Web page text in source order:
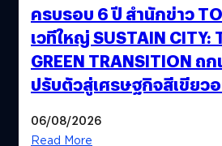
ครบรอบ 6 ปี สำนักข่าว
เวทีใหญ่ SUSTAIN CITY:
GREEN TRANSITION ถ
ปรับตัวสู่เศรษฐกิจสีเขียว
06/08/2026
Read More